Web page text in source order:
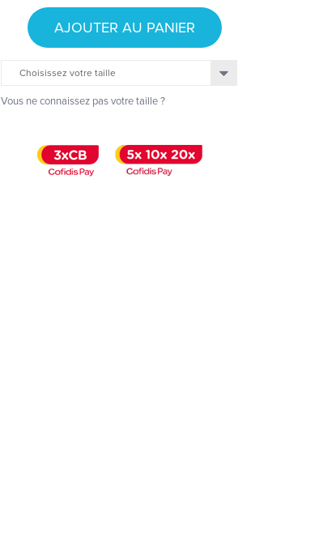
AJOUTER AU PANIER
Choisissez votre taille
Vous ne connaissez pas votre taille ?